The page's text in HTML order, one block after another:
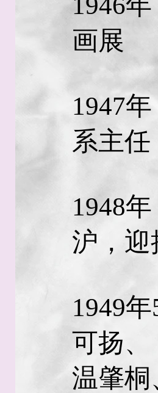
画展
1947
系主
1948
沪，迎
1949
可扬、
温肇桐